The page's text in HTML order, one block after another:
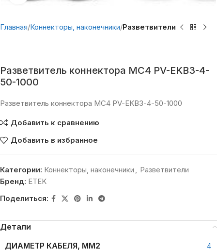
Главная Коннекторы, наконечники Разветвители
Разветвитель коннектора MC4 PV-EKB3-4-
50-1000
Разветвитель коннектора MC4 PV-EKB3-4-50-1000
Добавить к сравнению
Добавить в избранное
Категории: Коннекторы, наконечники
Разветвители
Бренд: ETEK
Поделиться:
Детали
ДИАМЕТР КАБЕЛЯ, ММ2
4